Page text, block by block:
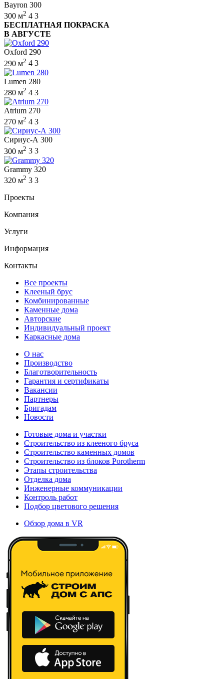
Bayron 300
300 м2 4 3
БЕСПЛАТНАЯ ПОКРАСКА
В АВГУСТЕ
Oxford 290
290 м2 4 3
Lumen 280
280 м2 4 3
Atrium 270
270 м2 4 3
Сириус-А 300
300 м2 3 3
Grammy 320
320 м2 3 3
Проекты
Компания
Услуги
Информация
Контакты
Все проекты
Клееный брус
Комбинированные
Каменные дома
Авторские
Индивидуальный проект
Каркасные дома
О нас
Производство
Благотворительность
Гарантия и сертификаты
Вакансии
Партнеры
Бригадам
Новости
Готовые дома и участки
Строительство из клееного бруса
Строительство каменных домов
Строительство из блоков Porotherm
Этапы строительства
Отделка дома
Инженерные коммуникации
Контроль работ
Подбор цветового решения
Обзор дома в VR